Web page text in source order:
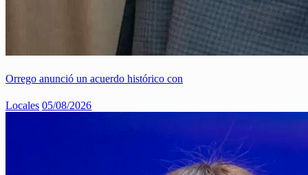
Orrego anunció un acuerdo histórico con
Locales 05/08/2026